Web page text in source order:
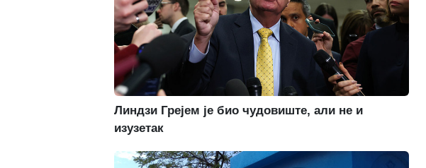
Линдзи Грејем је био чудовиште, али не и
изузетак